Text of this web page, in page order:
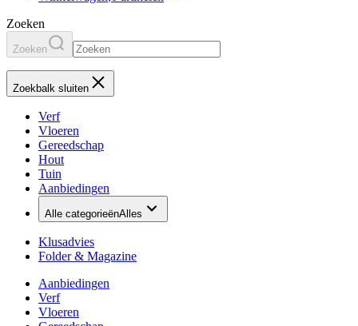
Zoeken
Zoeken
Zoekbalk sluiten
Verf
Vloeren
Gereedschap
Hout
Tuin
Aanbiedingen
Alle categorieënAlles
Klusadvies
Folder & Magazine
Aanbiedingen
Verf
Vloeren